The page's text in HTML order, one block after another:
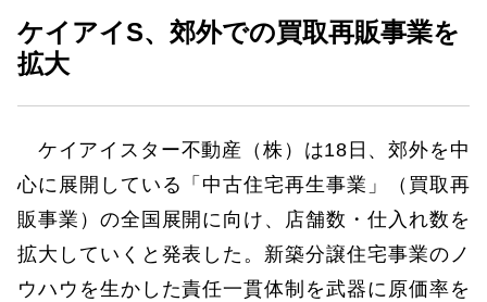
ケイアイS、郊外での買取再販事業を
拡大
ケイアイスター不動産（株）は18日、郊外を中
心に展開している「中古住宅再生事業」（買取再
販事業）の全国展開に向け、店舗数・仕入れ数を
拡大していくと発表した。新築分譲住宅事業のノ
ウハウを生かした責任一貫体制を武器に原価率を